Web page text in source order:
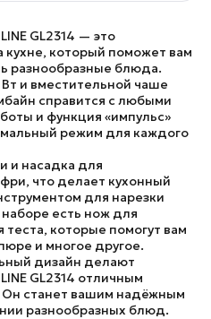
GL2314 — это
который поможет вам
разнообразные блюда.
и вместительной чаше
справится с любыми
и функция «импульс»
режим для каждого
и насадка для
что делает кухонный
для нарезки
есть нож для
которые помогут вам
и многое другое.
дизайн делают
GL2314 отличным
станет вашим надёжным
разнообразных блюд.